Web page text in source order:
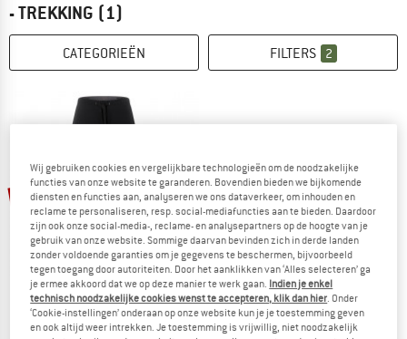
- TREKKING (1)
CATEGORIEËN FILTERS 2
-60%
SUPER.NATURAL
Wij gebruiken cookies en vergelijkbare technologieën om de noodzakelijke
functies van onze website te garanderen. Bovendien bieden we bijkomende
diensten en functies aan, analyseren we ons dataverkeer, om inhouden en
reclame te personaliseren, resp. social-mediafuncties aan te bieden. Daardoor
zijn ook onze social-media-, reclame- en analysepartners op de hoogte van je
gebruik van onze website. Sommige daarvan bevinden zich in derde landen
zonder voldoende garanties om je gegevens te beschermen, bijvoorbeeld
tegen toegang door autoriteiten. Door het aanklikken van ‘Alles selecteren’ ga
je ermee akkoord dat we op deze manier te werk gaan. Indien je enkel
technisch noodzakelijke cookies wenst te accepteren, klik dan hier . Onder
‘Cookie-instellingen’ onderaan op onze website kun je je toestemming geven
en ook altijd weer intrekken. Je toestemming is vrijwillig, niet noodzakelijk